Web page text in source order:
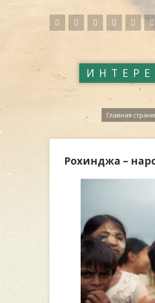
Главная
Рохинджа –